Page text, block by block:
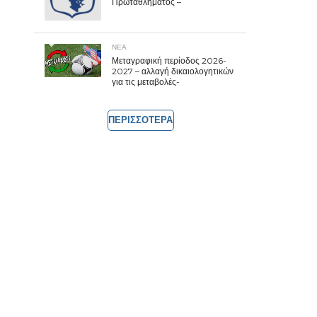
ΝΕΑ
Μεταγραφική περίοδος 2026-
2027 – αλλαγή δικαιολογητικών
για τις μεταβολές-
ΠΕΡΙΣΣΟΤΕΡΑ